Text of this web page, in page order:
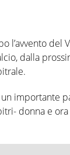
l’avvento del
dalla
importante
donna e